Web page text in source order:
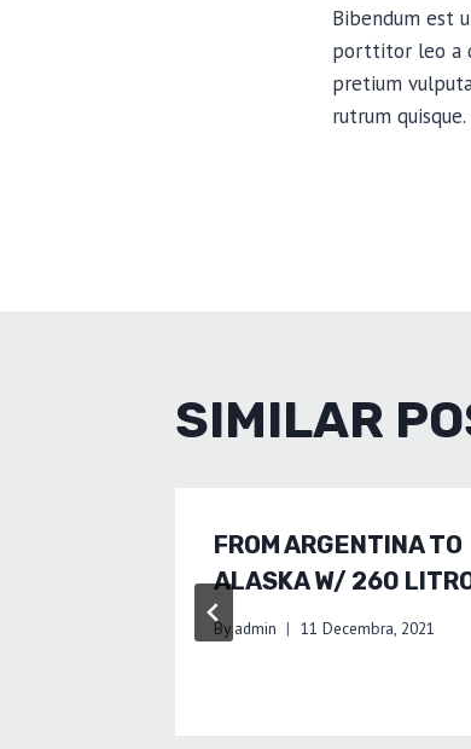
Bibendum est
porttitor leo a
pretium
rutrum quisque.
SIMILAR
FROM ARGENTINA TO
ALASKA W/ 260
By admin 11 Decembra, 2021